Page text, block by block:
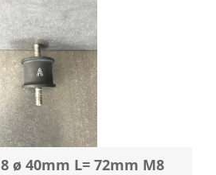
ø 40mm L= 72mm M8